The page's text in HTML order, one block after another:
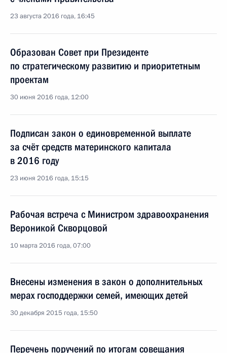
23 августа 2016 года, 16:45
Образован Совет при Президенте
по стратегическому развитию и приоритетным
проектам
30 июня 2016 года, 12:00
Подписан закон о единовременной выплате
за счёт средств материнского капитала
в 2016 году
23 июня 2016 года, 15:15
Рабочая встреча с Министром здравоохранения
Вероникой Скворцовой
10 марта 2016 года, 07:00
Внесены изменения в закон о дополнительных
мерах господдержки семей, имеющих детей
30 декабря 2015 года, 15:50
Перечень поручений по итогам совещания